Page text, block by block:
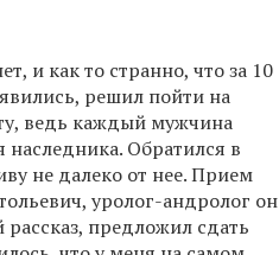
и как то странно, что за 10
решил пойти на
ведь каждый мужчина
наследника. Обратился в
не далеко от нее. Прием
уролог-андролог он
предложил сдать